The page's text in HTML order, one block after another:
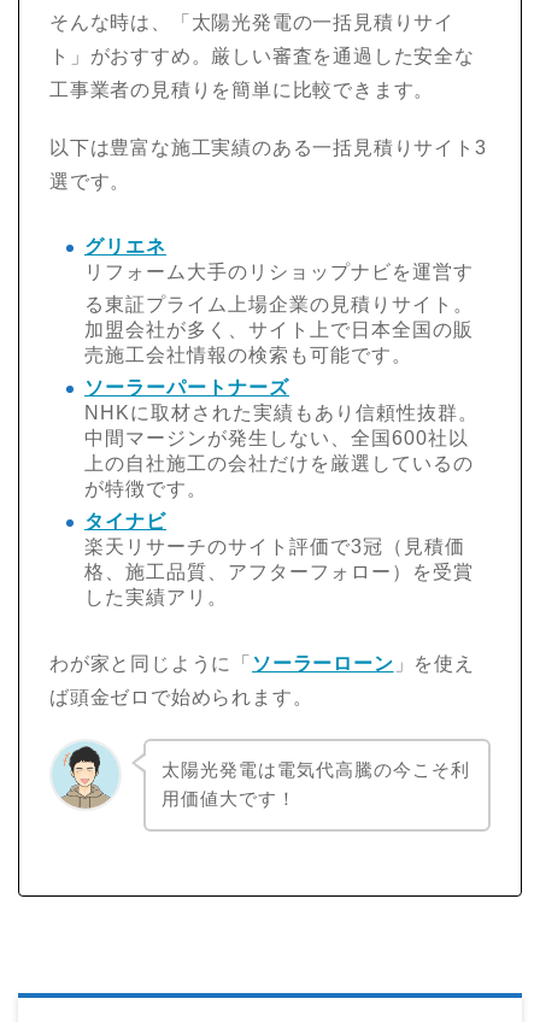
そんな時は、「太陽光発電の一括見積りサイ
ト」がおすすめ。厳しい審査を通過した安全な
工事業者の見積りを簡単に比較できます。
以下は豊富な施工実績のある一括見積りサイト3
選です。
グリエネ
リフォーム大手のリショップナビを運営す
る東証プライム上場企業の見積りサイト。
加盟会社が多く、サイト上で日本全国の販
売施工会社情報の検索も可能です。
ソーラーパートナーズ
NHKに取材された実績もあり信頼性抜群。
中間マージンが発生しない、全国600社以
上の自社施工の会社だけを厳選しているの
が特徴です。
タイナビ
楽天リサーチのサイト評価で3冠（見積価
格、施工品質、アフターフォロー）を受賞
した実績アリ。
わが家と同じように「 ソーラーローン 」を使え
ば頭金ゼロで始められます。
太陽光発電は電気代高騰の今こそ利
用価値大です！